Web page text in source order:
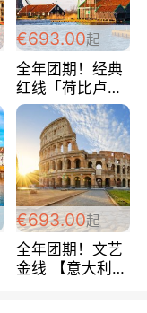
€693.00起
全年团期！经典
红线「荷比卢德
法」七天循环 五
国 仅售99欧/人/
天！巴黎上下！
包拼房~
€693.00起
全年团期！文艺
金线 【意大利一